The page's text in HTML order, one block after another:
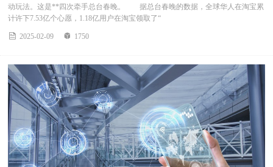
动玩法。这是**四次牵手总台春晚。 据总台春晚的数据，全球华人在淘宝累
计许下7.53亿个心愿，1.18亿用户在淘宝领取了“
 2025-02-09  1750